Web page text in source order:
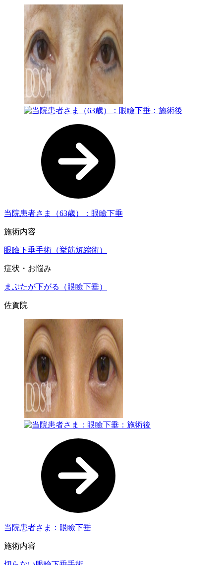
当院患者さま（63歳）：眼瞼下垂
施術内容
眼瞼下垂手術（挙筋短縮術）
症状・お悩み
まぶたが下がる（眼瞼下垂）
佐賀院
当院患者さま：眼瞼下垂
施術内容